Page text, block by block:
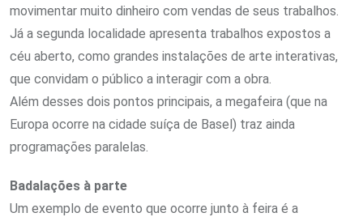
movimentar muito dinheiro com vendas de seus trabalhos.
Já a segunda localidade apresenta trabalhos expostos a
céu aberto, como grandes instalações de arte interativas,
que convidam o público a interagir com a obra.
Além desses dois pontos principais, a megafeira (que na
Europa ocorre na cidade suíça de Basel) traz ainda
programações paralelas.
Badalações à parte
Um exemplo de evento que ocorre junto à feira é a